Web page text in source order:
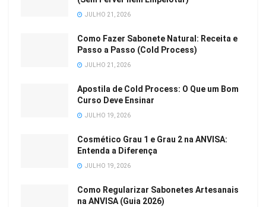
JULHO 21, 2026
Como Fazer Sabonete Natural: Receita e
Passo a Passo (Cold Process)
JULHO 21, 2026
Apostila de Cold Process: O Que um Bom
Curso Deve Ensinar
JULHO 19, 2026
Cosmético Grau 1 e Grau 2 na ANVISA:
Entenda a Diferença
JULHO 19, 2026
Como Regularizar Sabonetes Artesanais
na ANVISA (Guia 2026)